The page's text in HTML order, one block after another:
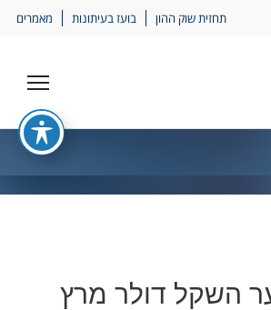
תחזית שוק ההון בועז בעיתונות מאמרים
השקל דולר מרץ